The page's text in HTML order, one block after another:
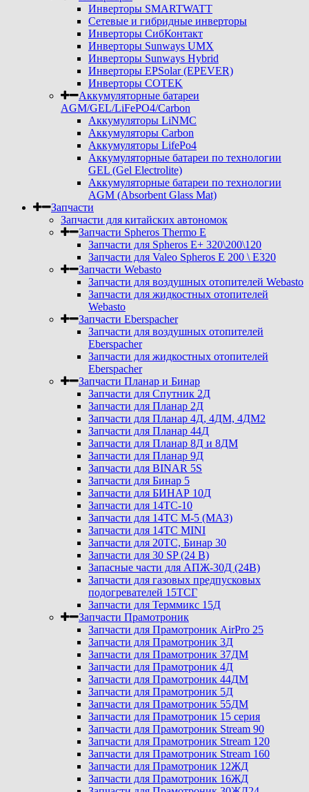
Инверторы SMARTWATT
Сетевые и гибридные инверторы
Инверторы СибКонтакт
Инверторы Sunways UMX
Инверторы Sunways Hybrid
Инверторы EPSolar (EPEVER)
Инверторы COTEK
Аккумуляторные батареи
AGM/GEL/LiFePO4/Carbon
Аккумуляторы LiNMC
Аккумуляторы Carbon
Аккумуляторы LifePo4
Аккумуляторные батареи по технологии
GEL (Gel Electrolite)
Аккумуляторные батареи по технологии
AGM (Absorbent Glass Mat)
Запчасти
Запчасти для китайских автономок
Запчасти Spheros Thermo E
Запчасти для Spheros E+ 320\200\120
Запчасти для Valeo Spheros E 200 \ E320
Запчасти Webasto
Запчасти для воздушных отопителей Webasto
Запчасти для жидкостных отопителей
Webasto
Запчасти Eberspacher
Запчасти для воздушных отопителей
Eberspacher
Запчасти для жидкостных отопителей
Eberspacher
Запчасти Планар и Бинар
Запчасти для Спутник 2Д
Запчасти для Планар 2Д
Запчасти для Планар 4Д, 4ДМ, 4ДМ2
Запчасти для Планар 44Д
Запчасти для Планар 8Д и 8ДМ
Запчасти для Планар 9Д
Запчасти для BINAR 5S
Запчасти для Бинар 5
Запчасти для БИНАР 10Д
Запчасти для 14ТС-10
Запчасти для 14ТС М-5 (МАЗ)
Запчасти для 14ТС MINI
Запчасти для 20ТС, Бинар 30
Запчасти для 30 SP (24 В)
Запасные части для АПЖ-30Д (24В)
Запчасти для газовых предпусковых
подогревателей 15ТСГ
Запчасти для Терммикс 15Д
Запчасти Прамотроник
Запчасти для Прамотроник AirPro 25
Запчасти для Прамотроник 3Д
Запчасти для Прамотроник 37ДМ
Запчасти для Прамотроник 4Д
Запчасти для Прамотроник 44ДМ
Запчасти для Прамотроник 5Д
Запчасти для Прамотроник 55ДМ
Запчасти для Прамотроник 15 серия
Запчасти для Прамотроник Stream 90
Запчасти для Прамотроник Stream 120
Запчасти для Прамотроник Stream 160
Запчасти для Прамотроник 12ЖД
Запчасти для Прамотроник 16ЖД